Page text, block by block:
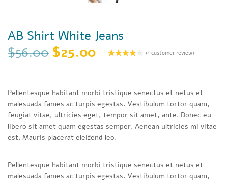
AB Shirt White Jeans
$56.00 Original price was: $56.00.
$25.00Current price is:
customer
(1 customer review)
Pellentesque habitant morbi tristique senectus et netus et
malesuada fames ac turpis egestas. Vestibulum tortor quam,
feugiat vitae, ultricies eget, tempor sit amet, ante. Donec eu
libero sit amet quam egestas semper. Aenean ultricies mi vitae
est. Mauris placerat eleifend leo.
Pellentesque habitant morbi tristique senectus et netus et
malesuada fames ac turpis egestas. Vestibulum tortor quam,